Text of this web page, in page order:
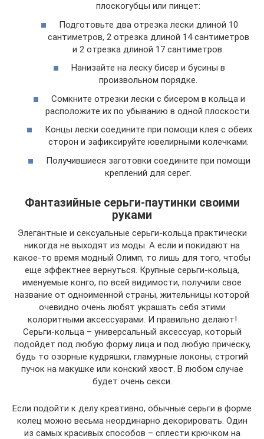
плоскогубцы или пинцет:
Подготовьте два отрезка лески длиной 10
сантиметров, 2 отрезка длиной 14 сантиметров
и 2 отрезка длиной 17 сантиметров.
Нанизайте на леску бисер и бусины в
произвольном порядке.
Сомкните отрезки лески с бисером в кольца и
расположите их по убыванию в одной плоскости.
Концы лески соедините при помощи клея с обеих
сторон и зафиксируйте ювелирными колечками.
Получившиеся заготовки соедините при помощи
креплений для серег.
Фантазийные серьги-паутинки своими
руками
Элегантные и сексуальные серьги-кольца практически
никогда не выходят из моды. А если и покидают на
какое-то время модный Олимп, то лишь для того, чтобы
еще эффектнее вернуться. Крупные серьги-кольца,
именуемые конго, по всей видимости, получили свое
название от одноименной страны, жительницы которой
очевидно очень любят украшать себя этими
колоритными аксессуарами. И правильно делают!
Серьги-кольца – универсальный аксессуар, который
подойдет под любую форму лица и под любую прическу,
будь то озорные кудряшки, гламурные локоны, строгий
пучок на макушке или конский хвост. В любом случае
будет очень секси.
Если подойти к делу креативно, обычные серьги в форме
колец можно весьма неординарно декорировать. Один
из самых красивых способов – сплести крючком на